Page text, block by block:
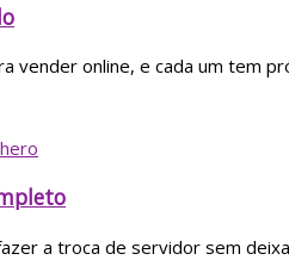
vender online, e cada um tem
a troca de servidor sem